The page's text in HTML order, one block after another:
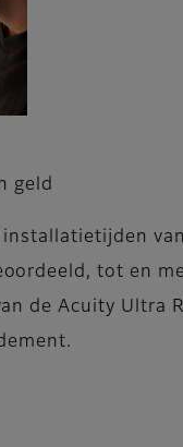
geld
tot en
de Acuity Ultra